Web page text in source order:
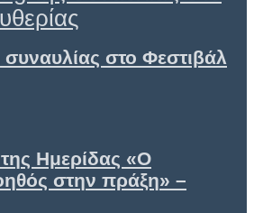
στο Φεστιβάλ
Ημερίδας «Ο
στην πράξη» –